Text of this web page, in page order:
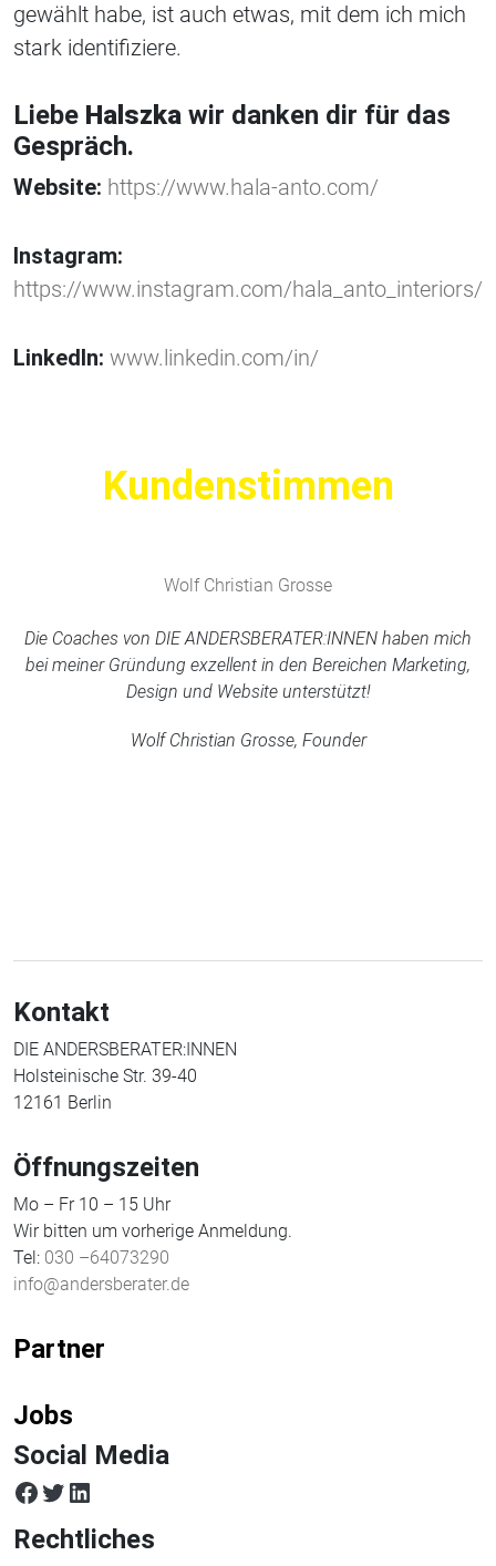
gewählt habe, ist auch etwas, mit dem ich mich
stark identifiziere.
Liebe Halszka wir danken dir für das
Gespräch.
Website: https://www.hala-anto.com/
Instagram:
https://www.instagram.com/hala_anto_interiors/
LinkedIn: www.linkedin.com/in/
Kundenstimmen
Wolf Christian Grosse
Die Coaches von DIE ANDERSBERATER:INNEN haben mich
bei meiner Gründung exzellent in den Bereichen Marketing,
Design und Website unterstützt!
Wolf Christian Grosse, Founder
Kontakt
DIE ANDERSBERATER:INNEN
Holsteinische Str. 39-40
12161 Berlin
Öffnungszeiten
Mo – Fr 10 – 15 Uhr
Wir bitten um vorherige Anmeldung.
Tel: 030 –64073290
info@andersberater.de
Partner
Jobs
Social Media
facebook
twitterLinkedIn
Rechtliches